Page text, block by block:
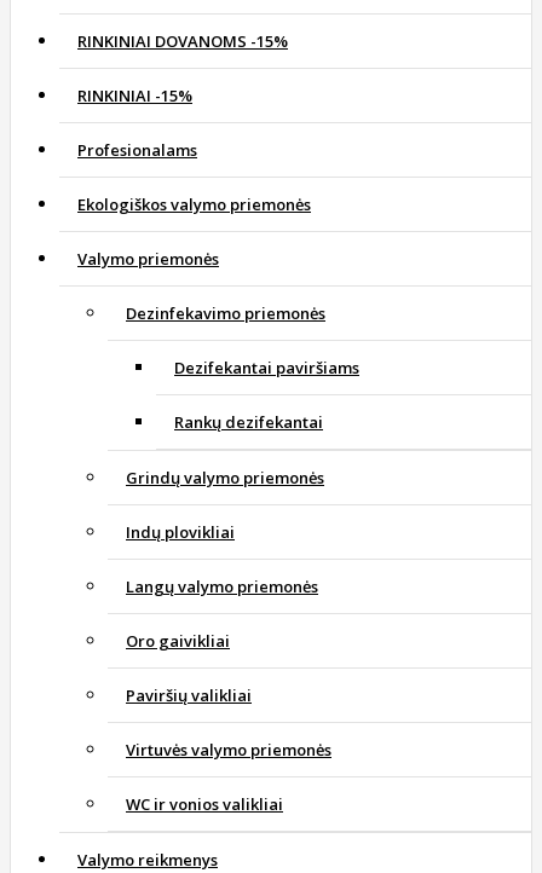
RINKINIAI DOVANOMS -15%
RINKINIAI -15%
Profesionalams
Ekologiškos valymo priemonės
Valymo priemonės
Dezinfekavimo priemonės
Dezifekantai paviršiams
Rankų dezifekantai
Grindų valymo priemonės
Indų plovikliai
Langų valymo priemonės
Oro gaivikliai
Paviršių valikliai
Virtuvės valymo priemonės
WC ir vonios valikliai
Valymo reikmenys